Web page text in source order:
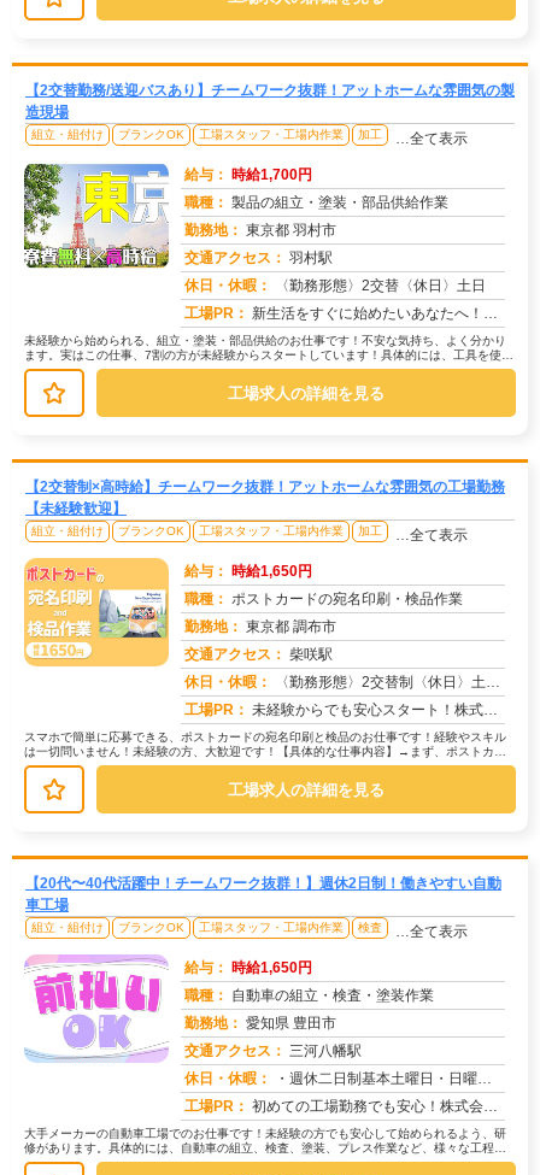
【2交替勤務/送迎バスあり】チームワーク抜群！アットホームな雰囲気の製
造現場
組立・組付け ブランクOK 工場スタッフ・工場内作業 加工 …全て表示
給与： 時給1,700円
職種： 製品の組立・塗装・部品供給作業
勤務地： 東京都 羽村市
交通アクセス： 羽村駅
休日・休暇：
〈勤務形態〉2交替〈休日〉土日
工場PR： 新生活をすぐに始めたいあなたへ！株式会社京栄センターでは、未経験者も安心してスタートできる環境が整っています。→最...
未経験から始められる、組立・塗装・部品供給のお仕事です！不安な気持ち、よく分かり
ます。実はこの仕事、7割の方が未経験からスタートしています！具体的には、工具を使っ
て部品を組み立てたり、塗装機械を...
工場求人の詳細を見る
【2交替制×高時給】チームワーク抜群！アットホームな雰囲気の工場勤務
【未経験歓迎】
組立・組付け ブランクOK 工場スタッフ・工場内作業 加工 …全て表示
給与： 時給1,650円
職種： ポストカードの宛名印刷・検品作業
勤務地： 東京都 調布市
交通アクセス： 柴咲駅
休日・休暇：
〈勤務形態〉2交替制〈休日〉土日★ＧＷ★夏季休暇★冬季休暇★年末年始
工場PR： 未経験からでも安心スタート！株式会社京栄センターで新しい一歩を踏み出してみませんか？→ 応募から最短翌日勤務開始！...
スマホで簡単に応募できる、ポストカードの宛名印刷と検品のお仕事です！経験やスキル
は一切問いません！未経験の方、大歓迎です！【具体的な仕事内容】→まず、ポストカー
ドに宛名情報を印刷します。→次に、...
工場求人の詳細を見る
【20代〜40代活躍中！チームワーク抜群！】週休2日制！働きやすい自動
車工場
組立・組付け ブランクOK 工場スタッフ・工場内作業 検査 …全て表示
給与： 時給1,650円
職種： 自動車の組立・検査・塗装作業
勤務地： 愛知県 豊田市
交通アクセス： 三河八幡駅
休日・休暇：
・週休二日制基本土曜日・日曜日・長期休暇ありGW休暇・お盆休暇・年末年始休暇・年次有給休暇あり※配属先、工場カレン...
工場PR： 初めての工場勤務でも安心！株式会社京栄センターで、新しい一歩を踏み出してみませんか？充実のサポート体制で、あなたを...
大手メーカーの自動車工場でのお仕事です！未経験の方でも安心して始められるよう、研
修があります。具体的には、自動車の組立、検査、塗装、プレス作業など、様々な工程が
あります。募集状況によって作業内容...